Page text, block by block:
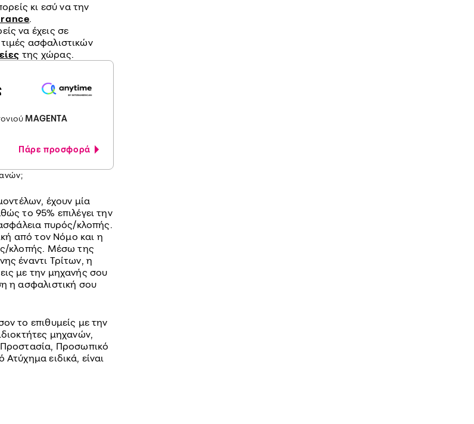
κι εσύ να την
.
να έχεις σε
ασφαλιστικών
της χώρας.
MAGENTA
Πάρε προσφορά
έχουν μία
το 95% επιλέγει την
πυρός/κλοπής.
από τον Νόμο και η
κλοπής. Μέσω της
έναντι Τρίτων, η
με την μηχανής σου
η ασφαλιστική σου
το επιθυμείς με την
μηχανών,
Προστασία, Προσωπικό
ειδικά, είναι